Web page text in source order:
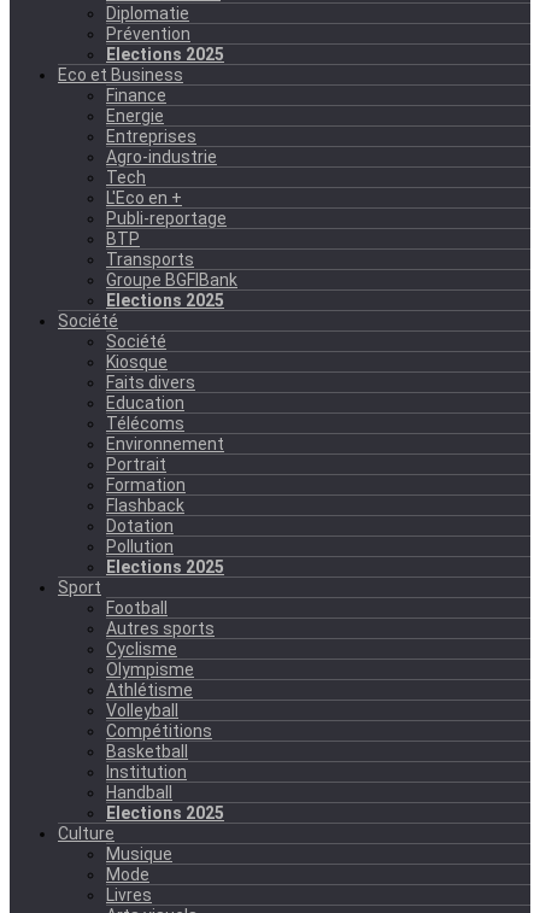
Diplomatie
Prévention
Elections 2025
Eco et Business
Finance
Energie
Entreprises
Agro-industrie
Tech
L'Eco en +
Publi-reportage
BTP
Transports
Groupe BGFIBank
Elections 2025
Société
Société
Kiosque
Faits divers
Education
Télécoms
Environnement
Portrait
Formation
Flashback
Dotation
Pollution
Elections 2025
Sport
Football
Autres sports
Cyclisme
Olympisme
Athlétisme
Volleyball
Compétitions
Basketball
Institution
Handball
Elections 2025
Culture
Musique
Mode
Livres